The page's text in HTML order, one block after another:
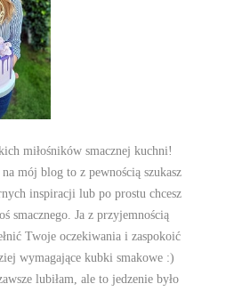
miłośników smacznej kuchni!
na mój blog to z pewnością szukasz
inspiracji lub po prostu chcesz
smacznego. Ja z przyjemnością
Twoje oczekiwania i zaspokoić
wymagające kubki smakowe :)
lubiłam, ale to jedzenie było